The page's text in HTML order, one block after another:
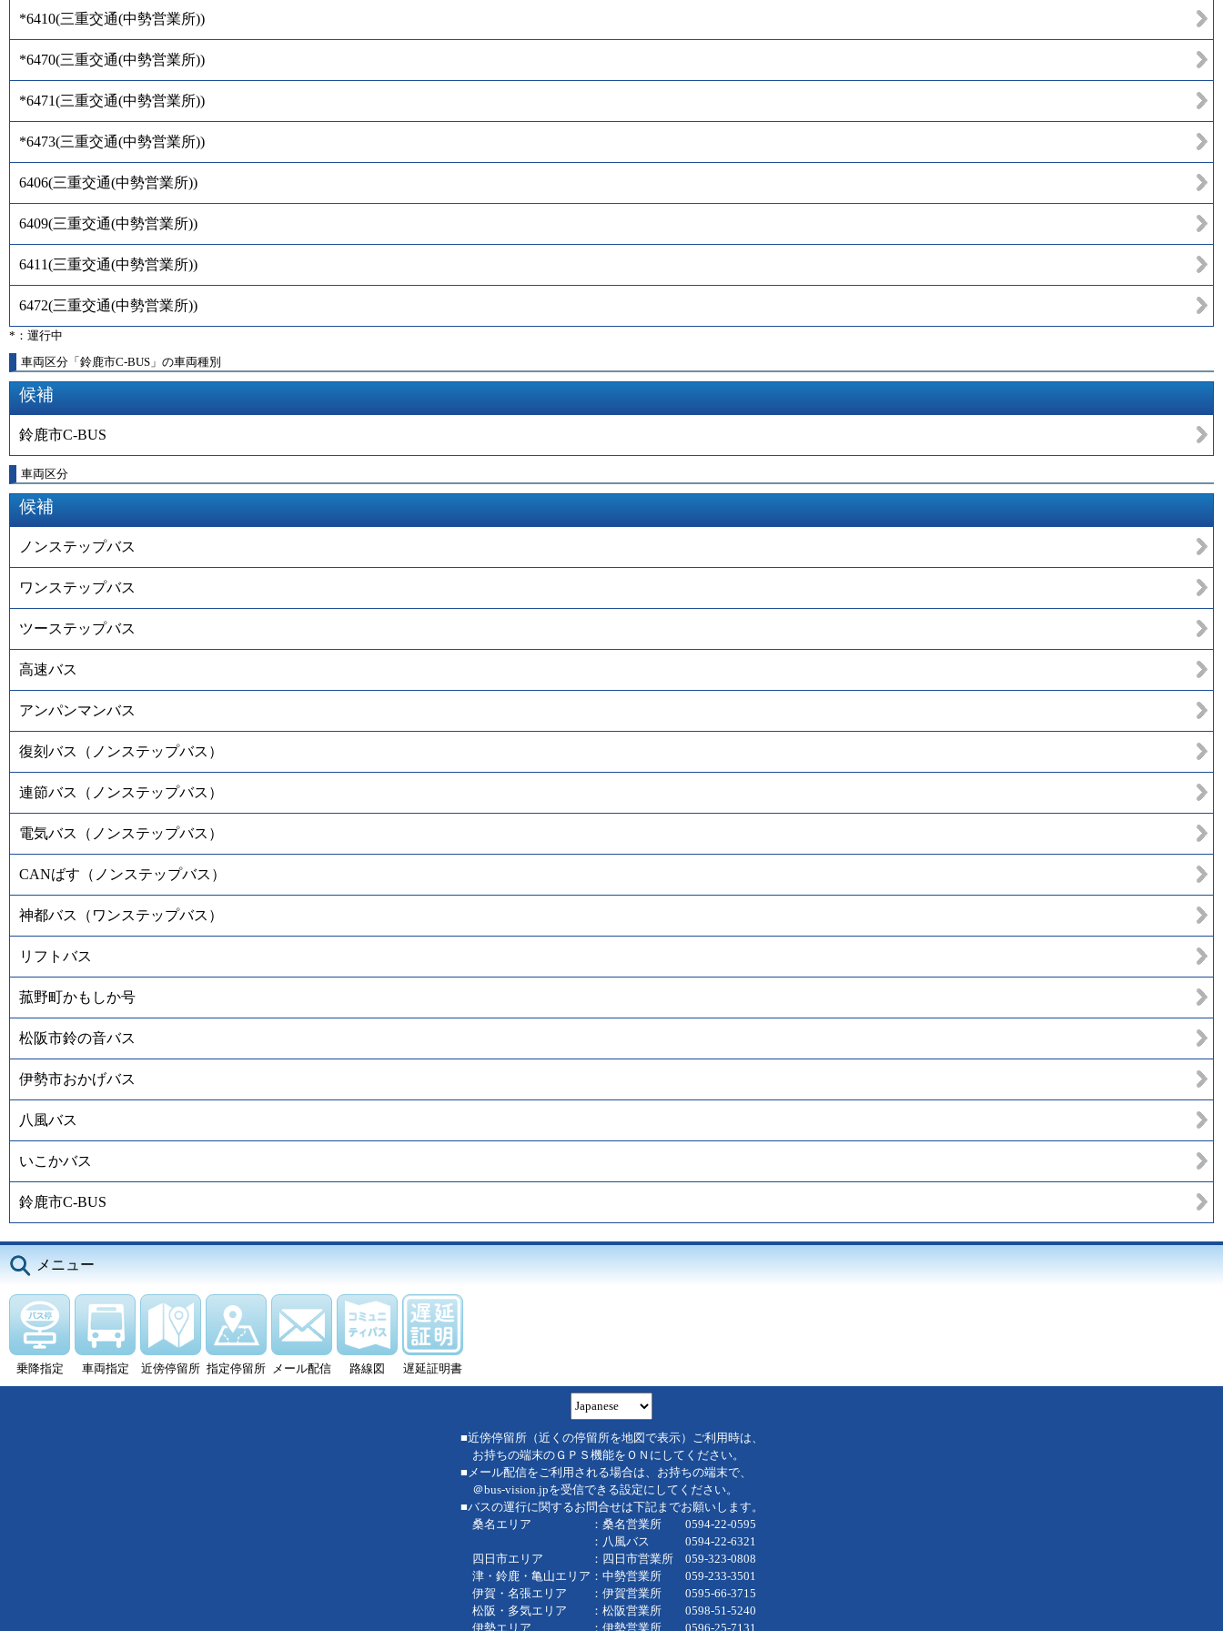
*6410(三重交通(中勢営業所))
*6470(三重交通(中勢営業所))
*6471(三重交通(中勢営業所))
*6473(三重交通(中勢営業所))
6406(三重交通(中勢営業所))
6409(三重交通(中勢営業所))
6411(三重交通(中勢営業所))
6472(三重交通(中勢営業所))
*：運行中
車両区分「鈴鹿市C-BUS」の車両種別
候補
鈴鹿市C-BUS
車両区分
候補
ノンステップバス
ワンステップバス
ツーステップバス
高速バス
アンパンマンバス
復刻バス（ノンステップバス）
連節バス（ノンステップバス）
電気バス（ノンステップバス）
CANばす（ノンステップバス）
神都バス（ワンステップバス）
リフトバス
菰野町かもしか号
松阪市鈴の音バス
伊勢市おかげバス
八風バス
いこかバス
鈴鹿市C-BUS
メニュー
乗降指定 車両指定 近傍停留所 指定停留所 メール配信 路線図 遅延証明書
■近傍停留所（近くの停留所を地図で表示）ご利用時は、
お持ちの端末のＧＰＳ機能をＯＮにしてください。
■メール配信をご利用される場合は、お持ちの端末で、
＠bus-vision.jpを受信できる設定にしてください。
■バスの運行に関するお問合せは下記までお願いします。
桑名エリア ：桑名営業所 0594-22-0595
：八風バス 0594-22-6321
四日市エリア ：四日市営業所 059-323-0808
津・鈴鹿・亀山エリア：中勢営業所 059-233-3501
伊賀・名張エリア ：伊賀営業所 0595-66-3715
松阪・多気エリア ：松阪営業所 0598-51-5240
伊勢エリア ：伊勢営業所 0596-25-7131